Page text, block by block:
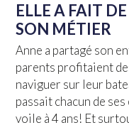
ELLE A FAIT
SON MÉTIER
Anne a partagé son
parents profitaient
naviguer sur leur
passait chacun de
voile à 4 ans! Et